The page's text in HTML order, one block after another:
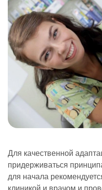
Для качественной
придерживаться
для начала
клиникой и врачом и